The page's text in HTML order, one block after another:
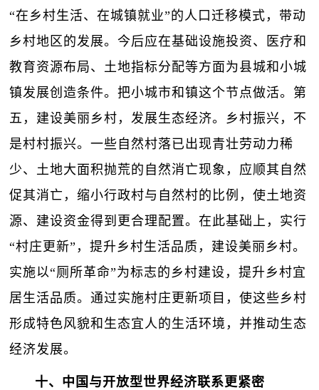
“在乡村生活、在城镇就业”的人口迁移模式，带动
乡村地区的发展。今后应在基础设施投资、医疗和
教育资源布局、土地指标分配等方面为县城和小城
镇发展创造条件。把小城市和镇这个节点做活。第
五，建设美丽乡村，发展生态经济。乡村振兴，不
是村村振兴。一些自然村落已出现青壮劳动力稀
少、土地大面积抛荒的自然消亡现象，应顺其自然
促其消亡，缩小行政村与自然村的比例，使土地资
源、建设资金得到更合理配置。在此基础上，实行
“村庄更新”，提升乡村生活品质，建设美丽乡村。
实施以“厕所革命”为标志的乡村建设，提升乡村宜
居生活品质。通过实施村庄更新项目，使这些乡村
形成特色风貌和生态宜人的生活环境，并推动生态
经济发展。
十、中国与开放型世界经济联系更紧密